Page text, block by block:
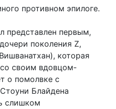
противном эпилоге.
первым,
поколения Z,
которая
своим вдовцом-
о помолвке с
Блайдена
слишком